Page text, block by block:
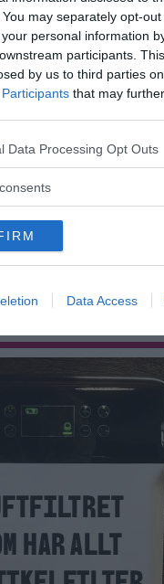
may separately opt-
personal information
participants.
by us to third parties
that may
this website/app uses
your visit or usage
for below specified
Data Processing Opt Outs
Data Access
på vårt nyhetsbrev